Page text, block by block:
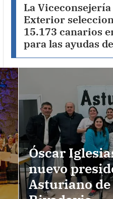
La
Exterior
15.173 canarios
para las ayudas
Óscar
nuevo
Asturiano